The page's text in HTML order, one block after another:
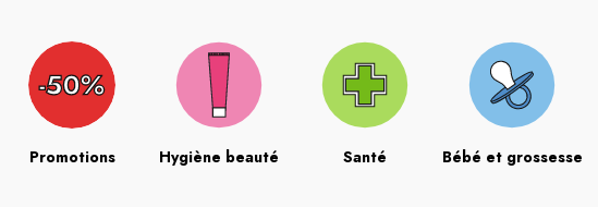
Promotions Hygiène beauté Santé Bébé et grossesse